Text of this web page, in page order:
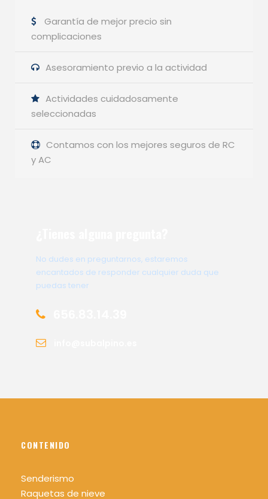
Garantía de mejor precio sin
complicaciones
Asesoramiento previo a la actividad
Actividades cuidadosamente
seleccionadas
Contamos con los mejores seguros de RC
y AC
No dudes en preguntarnos, estaremos
encantados de responder cualquier duda que
puedas tener
CONTENIDO
Senderismo
Raquetas de nieve